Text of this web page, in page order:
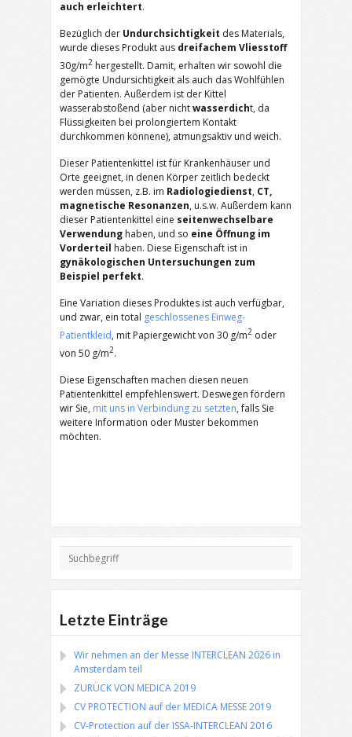
auch erleichtert.
Bezüglich der Undurchsichtigkeit des Materials,
wurde dieses Produkt aus dreifachem Vliesstoff
30g/m2 hergestellt. Damit, erhalten wir sowohl die
gemögte Undursichtigkeit als auch das Wohlfühlen
der Patienten. Außerdem ist der Kittel
wasserabstoßend (aber nichtwasserdicht, da
Flüssigkeiten bei prolongiertem Kontakt
durchkommen könnene), atmungsaktiv und weich.
Dieser Patientenkittel ist für Krankenhäuser und
Orte geeignet, in denen Körper zeitlich bedeckt
werden müssen, z.B. im Radiologiedienst, CT,
magnetische Resonanzen, u.s.w. Außerdem kann
dieser Patientenkittel eine seitenwechselbare
Verwendung haben, und so eine Öffnung im
Vorderteil haben. Diese Eigenschaft ist in
gynäkologischen Untersuchungen zum
Beispiel perfekt.
Eine Variation dieses Produktes ist auch verfügbar,
und zwar, ein total geschlossenes Einweg-
Patientkleid, mit Papiergewicht von 30 g/m2 oder
von 50 g/m2.
Diese Eigenschaften machen diesen neuen
Patientenkittel empfehlenswert. Deswegen fördern
wir Sie, mit uns in Verbindung zu setzten, falls Sie
weitere Information oder Muster bekommen
möchten.
Letzte Einträge
Wir nehmen an der Messe INTERCLEAN 2026 in
Amsterdam teil
ZURÜCK VON MEDICA 2019
CV PROTECTION auf der MEDICA MESSE 2019
CV-Protection auf der ISSA-INTERCLEAN 2016